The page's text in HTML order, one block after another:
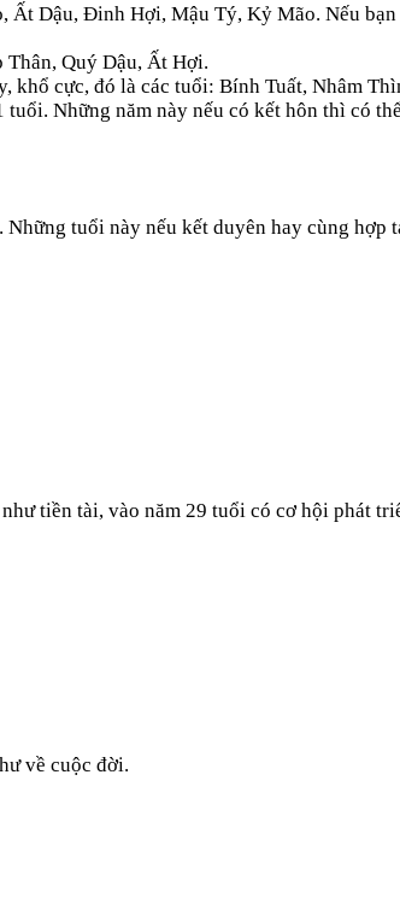
Dậu, Đinh Hợi, Mậu Tý, Kỷ Mão. Nếu
Thân, Quý Dậu, Ất Hợi.
cực, đó là các tuổi: Bính Tuất, Nhâm
Những năm này nếu có kết hôn thì có
tuổi này nếu kết duyên hay cùng hợp
tiền tài, vào năm 29 tuổi có cơ hội phát
về cuộc đời.